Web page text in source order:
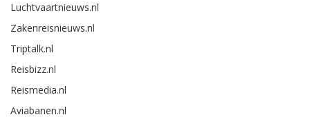
Luchtvaartnieuws.nl
Zakenreisnieuws.nl
Triptalk.nl
Reisbizz.nl
Reismedia.nl
Aviabanen.nl